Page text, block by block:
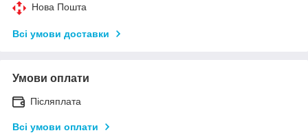
Нова Пошта
Всі умови доставки
Умови оплати
Післяплата
Всі умови оплати